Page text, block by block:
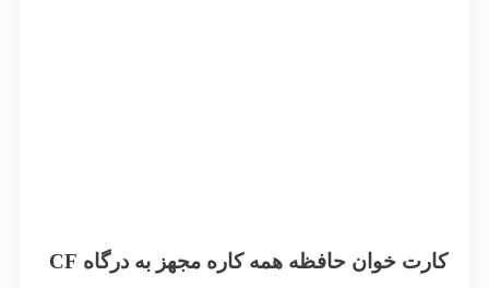
کارت خوان حافظه همه کاره مجهز به درگاه CF